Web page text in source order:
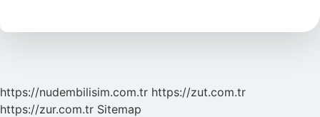
https://nudembilisim.com.tr https://zut.com.tr
https://zur.com.tr Sitemap